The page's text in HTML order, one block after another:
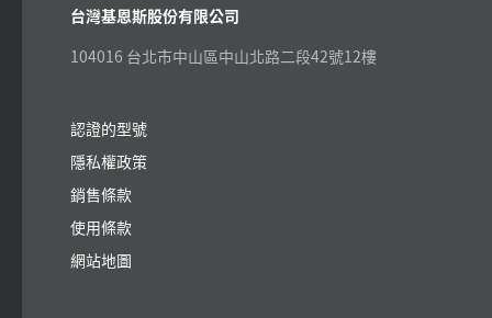
台灣基恩斯股份有限公司
104016 台北市中山區中山北路二段42號12樓
認證的型號
隱私權政策
銷售條款
使用條款
網站地圖